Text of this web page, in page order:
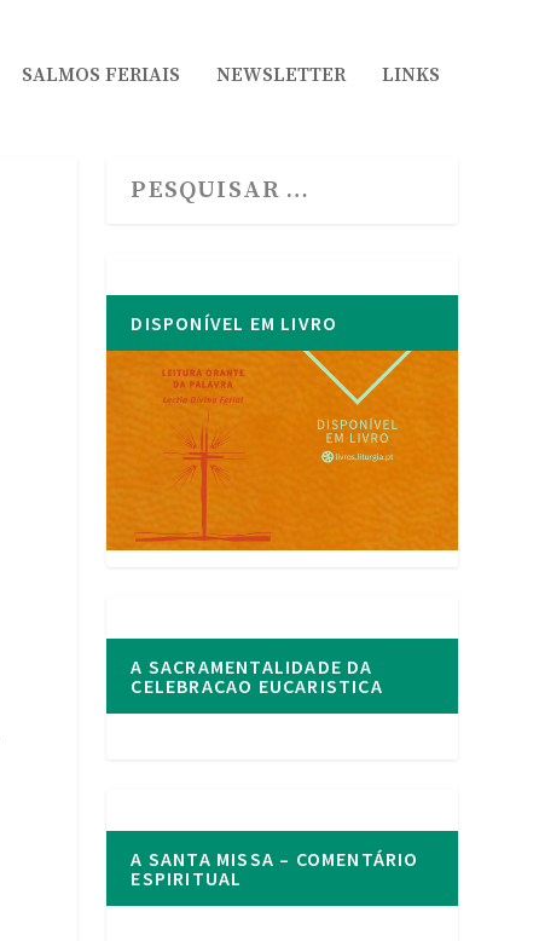
SALMOS FERIAIS NEWSLETTER LINKS
DISPONÍVEL EM LIVRO
A SACRAMENTALIDADE DA
CELEBRACAO EUCARISTICA
A SANTA MISSA – COMENTÁRIO
ESPIRITUAL